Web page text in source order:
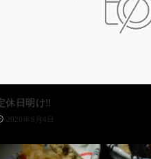
休日明け‼️
2020年6月4日